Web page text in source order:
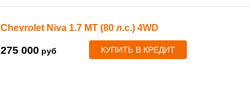
Chevrolet Niva 1.7 MT (80 л.с.) 4WD
275 000 руб КУПИТЬ В КРЕДИТ